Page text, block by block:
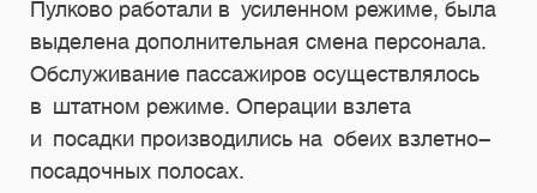
Пулково работали в усиленном режиме, была
выделена дополнительная смена персонала.
Обслуживание пассажиров осуществлялось
в штатном режиме. Операции взлета
и посадки производились на обеих взлетно-
посадочных полосах.